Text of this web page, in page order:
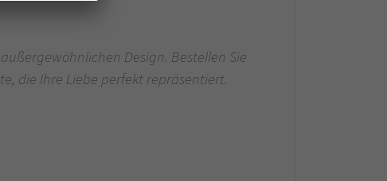
Design. Bestellen Sie
die Ihre Liebe perfekt repräsentiert.